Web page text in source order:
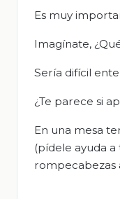
Es muy
Imagínate,
Sería difícil
¿Te parece si
En una mesa
(pídele ayuda
rompecabezas